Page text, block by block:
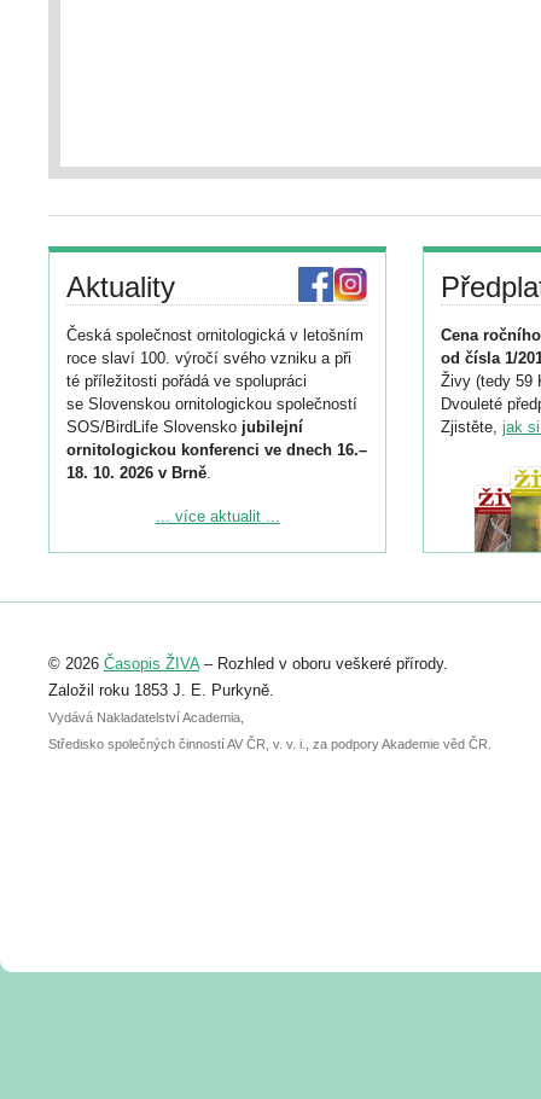
Aktuality
Česká společnost ornitologická v letošním
roce slaví 100. výročí svého vzniku a při
té příležitosti pořádá ve spolupráci
se Slovenskou ornitologickou společností
SOS/BirdLife Slovensko jubilejní
ornitologickou konferenci ve dnech 16.–
18. 10. 2026 v Brně.
Podrobnější informace ke konferenci
Registrovat se můžete do 6. září.
abstraktu přihlášené přednášky nebo
posteru je už 30. června.
... více aktualit ...
Cena
od čísla 1/
Živy (tedy 59
Dvouleté
Zjistěte, jak
© 2026 Časopis ŽIVA– Rozhled v oboru veškeré přírody.
Založil roku 1853 J. E. Purkyně.
Vydává Nakladatelství Academia,
Středisko společných činností AV ČR, v. v. i., za podpory Akademie věd ČR.